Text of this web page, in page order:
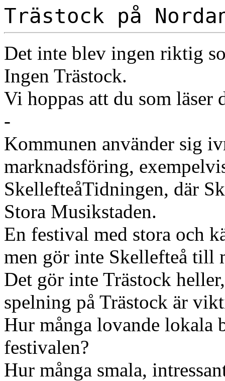
Trästock på
Det inte blev ingen riktig
Ingen Trästock.
Vi hoppas att du som läser
-
Kommunen använder sig
marknadsföring,
SkellefteåTidningen, där
Stora Musikstaden.
En festival med stora och
men gör inte Skellefteå till
Det gör inte Trästock
spelning på Trästock är
Hur många lovande lokala
festivalen?
Hur många smala,